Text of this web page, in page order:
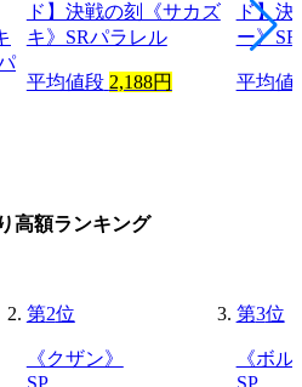
平均値段 2,188円 平均値
高額ランキング
第2位
《クザン》
SP
第3位
《ボ
SP